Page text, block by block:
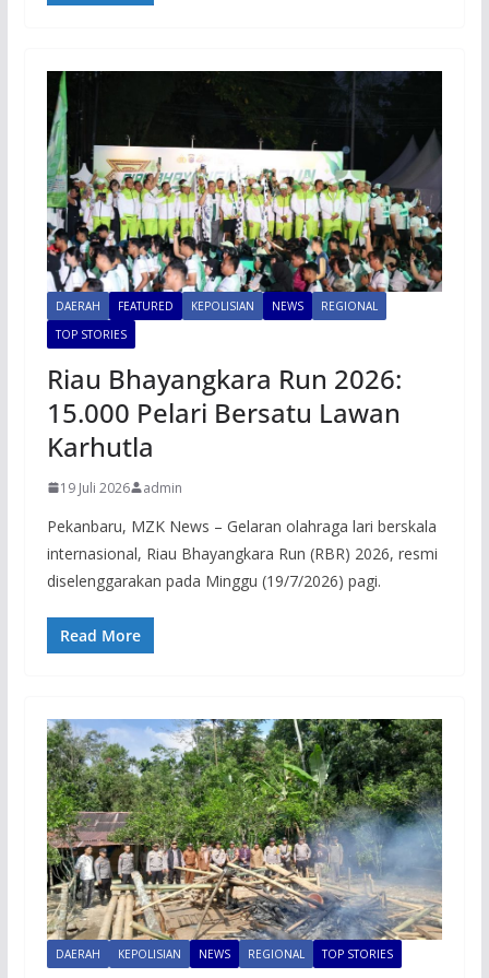
DAERAH FEATURED KEPOLISIAN NEWS
REGIONAL
TOP STORIES
Riau Bhayangkara Run 2026:
15.000 Pelari Bersatu Lawan
Karhutla
19 Juli 2026 admin
Pekanbaru, MZK News – Gelaran olahraga lari berskala
internasional, Riau Bhayangkara Run (RBR) 2026, resmi
diselenggarakan pada Minggu (19/7/2026) pagi.
Read More
DAERAH KEPOLISIAN NEWS REGIONAL TOP STORIES